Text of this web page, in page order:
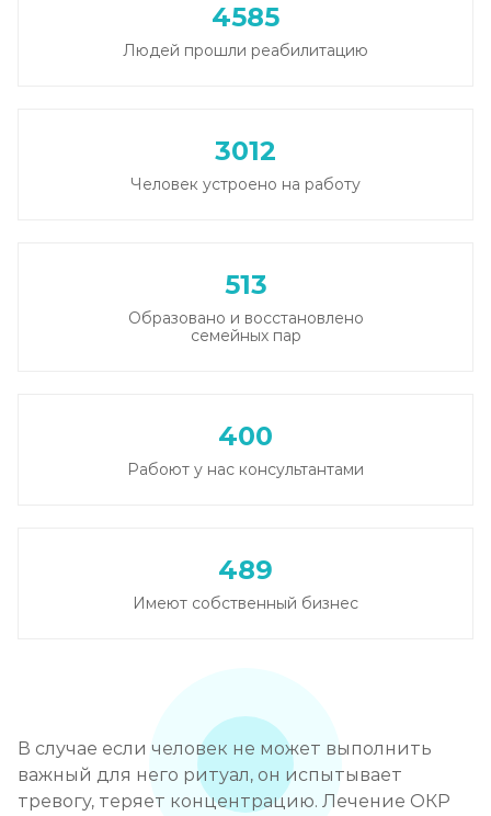
4585
Людей прошли реабилитацию
3012
Человек устроено на работу
513
Образовано и восстановлено
семейных пар
400
Рабоют у нас консультантами
489
Имеют собственный бизнес
В случае если человек не может выполнить
важный для него ритуал, он испытывает
тревогу, теряет концентрацию. Лечение ОКР